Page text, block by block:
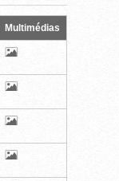
Multimédias